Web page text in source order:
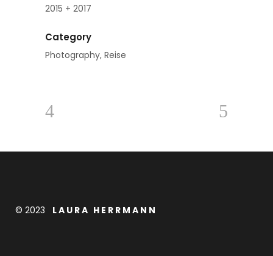
2015 + 2017
Category
Photography, Reise
© 2023 L A U R A H E R R M A N N